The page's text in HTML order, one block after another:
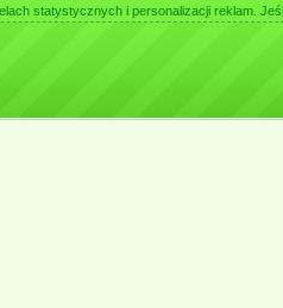
statystycznych i personalizacji reklam.